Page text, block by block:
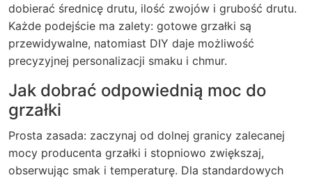
dobierać średnicę drutu, ilość zwojów i grubość drutu.
Każde podejście ma zalety: gotowe grzałki są
przewidywalne, natomiast DIY daje możliwość
precyzyjnej personalizacji smaku i chmur.
Jak dobrać odpowiednią moc do
grzałki
Prosta zasada: zaczynaj od dolnej granicy zalecanej
mocy producenta grzałki i stopniowo zwiększaj,
obserwując smak i temperaturę. Dla standardowych